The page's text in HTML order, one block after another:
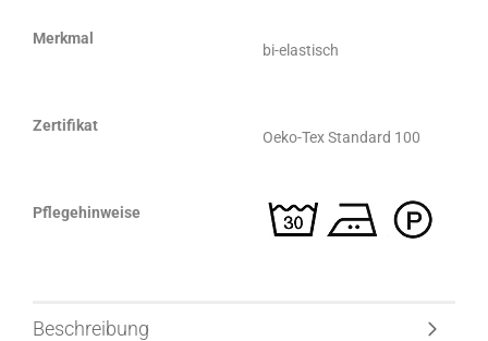
Merkmal
bi-elastisch
Zertifikat
Oeko-Tex Standard 100
Pflegehinweise
Beschreibung